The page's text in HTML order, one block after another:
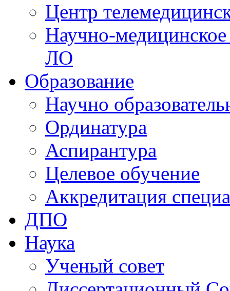
Центр
Научно-
ЛО
Образование
Научно
Ординатура
Аспирантура
Целевое обучение
Аккредитация
ДПО
Наука
Ученый совет